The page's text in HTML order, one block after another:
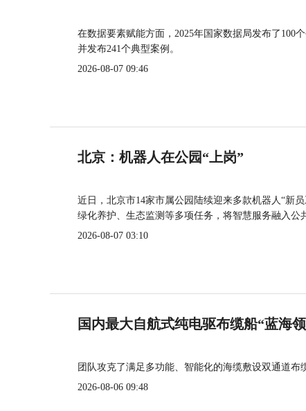
在数据要素赋能方面，2025年国家数据局发布了100
并发布241个典型案例。
2026-08-07 09:46
北京：机器人在公园“上岗”
近日，北京市14家市属公园陆续迎来多款机器人“新
绿化养护、生态监测等多项任务，将智慧服务融入公
2026-08-07 03:10
国内最大自航式纯电驱布缆船“蓝海
团队攻克了满足多功能、智能化的海缆敷设双通道布
2026-08-06 09:48